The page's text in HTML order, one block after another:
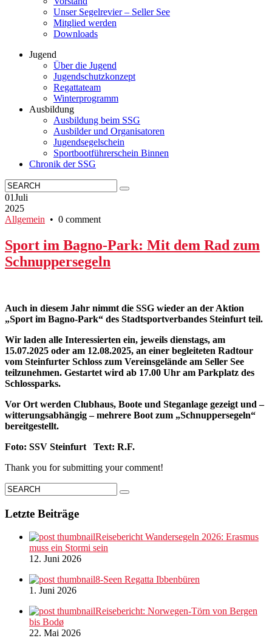
Unser Segelrevier – Seller See
Mitglied werden
Downloads
Jugend
Über die Jugend
Jugendschutzkonzept
Regattateam
Winterprogramm
Ausbildung
Ausbildung beim SSG
Ausbilder und Organisatoren
Jugendsegelschein
Sportbootführerschein Binnen
Chronik der SSG
01Juli
2025
Allgemein • 0 comment
Sport im Bagno-Park: Mit dem Rad zum
Schnuppersegeln
Auch in diesem Jahr nimmt die SSG wieder an der Aktion
„Sport im Bagno-Park“ des Stadtsportverbandes Steinfurt teil.
Wir laden alle Interessierten ein, jeweils dienstags, am
15.07.2025 oder am 12.08.2025, an einer begleiteten Radtour
vom Steinfurter Schloss zum Vereinsgelände am Seller See
teilzunehmen. Gestartet wird ab 17.00 Uhr am Parkplatz des
Schlossparks.
Vor Ort werden Clubhaus, Boote und Steganlage gezeigt und –
witterungsabhängig – mehrere Boot zum „Schnuppersegeln“
bereitgestellt.
Foto: SSV Steinfurt Text: R.F.
Thank you for submitting your comment!
Letzte Beiträge
Reisebericht Wandersegeln 2026: Erasmus
muss ein Stormi sein
12. Juni 2026
8-Seen Regatta Ibbenbüren
1. Juni 2026
Reisebericht: Norwegen-Törn von Bergen
bis Bodø
22. Mai 2026